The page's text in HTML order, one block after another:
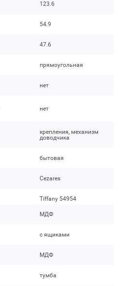
123.6
54.9
47.6
прямоугольная
нет
нет
крепления, механизм
доводчика
бытовая
Cezares
Tiffany 54954
МДФ
с ящиками
МДФ
тумба